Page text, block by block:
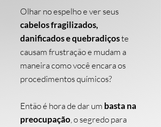
Olhar no espelho e ver seus
cabelos fragilizados,
danificados e quebradiçoste
causam frustração e mudam a
maneira como você encara os
procedimentos químicos?
Então é hora de dar um basta na
preocupação , o segredo para